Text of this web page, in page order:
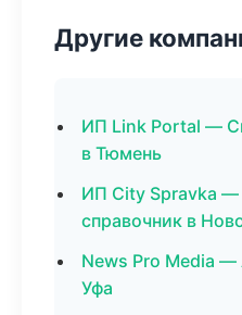
Другие
ИП Link Portal —
в Тюмень
ИП City Spravka —
справочник в
News Pro Media —
Уфа